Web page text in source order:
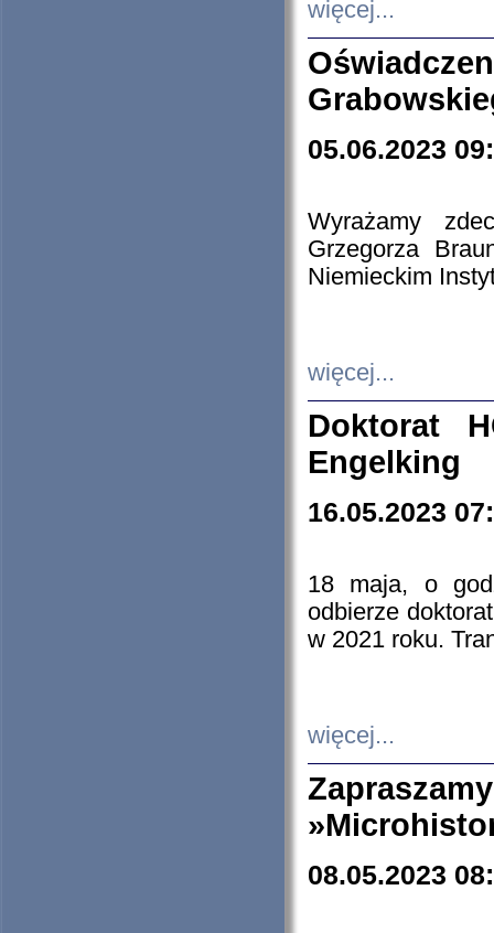
więcej...
05.06.2023
Wyrażamy
Grzegorza
Niemieckim
więcej...
Doktorat
Engelking
16.05.2023
18 maja, o
odbierze
w 2021 roku.
więcej...
08.05.2023